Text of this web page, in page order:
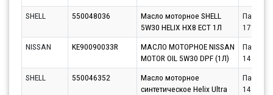
SHELL 550048036
Масло моторное SHELL
5W30 HELIX HX8 ECT 1Л
Партнёр
NISSAN
KE90090033R
МАСЛО МОТОРНОЕ NISSAN
MOTOR OIL 5W30 DPF (1Л)
Партнёр
SHELL
550046352
Масло моторное
синтетическое Helix Ultra
Партнёр